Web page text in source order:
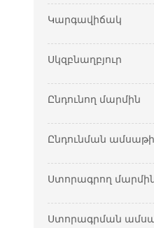
Կարգավիճակ
Սկզբնաղբյուր
Ընդունող մարմին
Ընդունման
Ստորագրող
Ստորագրման